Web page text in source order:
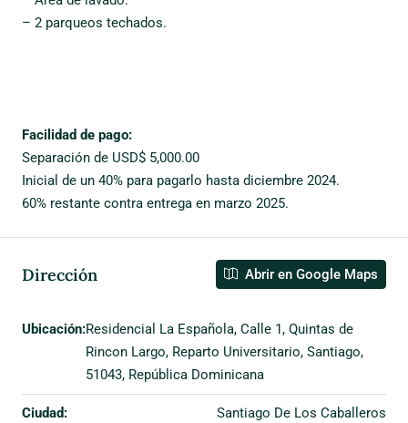
– 2 parqueos techados.
Facilidad de pago:
Separación de USD$ 5,000.00
Inicial de un 40% para pagarlo hasta diciembre 2024.
60% restante contra entrega en marzo 2025.
Dirección Abrir en Google Maps
Ubicación:Residencial La Española, Calle 1, Quintas de
Rincon Largo, Reparto Universitario, Santiago,
51043, República Dominicana
Ciudad: Santiago De Los Caballeros